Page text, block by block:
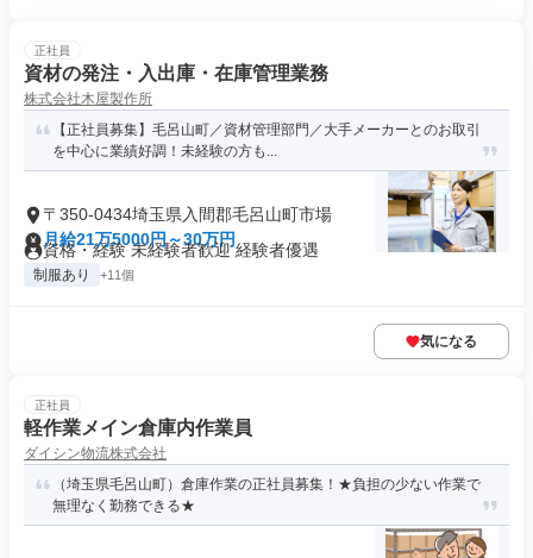
正社員
資材の発注・入出庫・在庫管理業務
株式会社木屋製作所
【正社員募集】毛呂山町／資材管理部門／大手メーカーとのお取引
を中心に業績好調！未経験の方も...
〒350-0434埼玉県入間郡毛呂山町市場
月給21万5000円～30万円
資格・経験 未経験者歓迎 経験者優遇
制服あり +11個
気になる
正社員
軽作業メイン倉庫内作業員
ダイシン物流株式会社
（埼玉県毛呂山町）倉庫作業の正社員募集！★負担の少ない作業で
無理なく勤務できる★